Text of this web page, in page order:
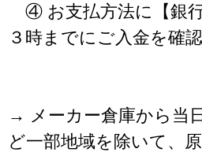
④ お支払方法に【銀
３時までにご入金を確
→ メーカー倉庫から当
ど一部地域を除いて、